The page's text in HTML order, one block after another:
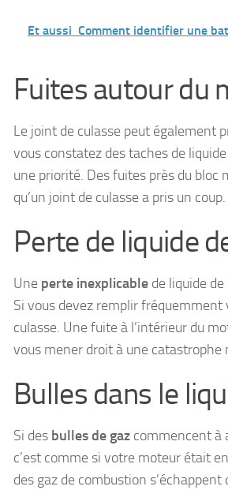
Et aussi Comment identifier une
Fuites autour du
Le joint de culasse peut également
vous constatez des taches de
une priorité. Des fuites près du bloc
qu’un joint de culasse a pris un
Perte de liquide
Une perte inexplicable de liquide
Si vous devez remplir
culasse. Une fuite à l’intérieur du
vous mener droit à une catastrophe
Bulles dans le
Si des bulles de gaz commencent à
c’est comme si votre moteur était
des gaz de combustion